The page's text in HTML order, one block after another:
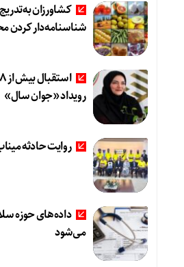
کشاورزان
شناسنامه‌دار
رویداد «جوان سال»
روایت حادثه
داده‌های حوزه
می‌شود